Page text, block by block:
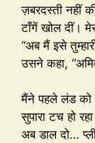
ज़बरदस्ती नहीं
टाँगें खोल दीं।
“अब मैं इसे
उसने कहा,
मैंने पहले लंड को
सुपारा टच हो
अब डाल दो…